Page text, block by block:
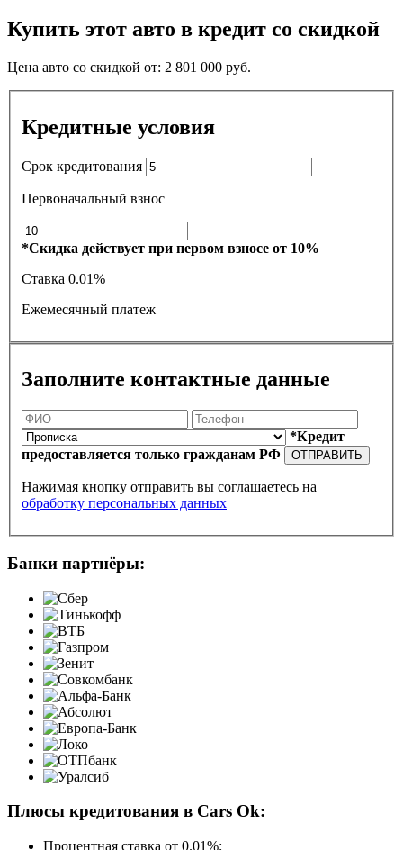
Купить этот авто в кредит со скидкой
Цена авто со скидкой от: 2 801 000 руб.
Кредитные условия
Срок кредитования
Первоначальный взнос
*Скидка действует при первом взносе от 10%
Ставка 0.01%
Ежемесячный платеж
Заполните контактные данные
*Кредит
предоставляется только гражданам РФ
ОТПРАВИТЬ
Нажимая кнопку отправить вы соглашаетесь на
обработку персональных данных
Банки партнёры:
Плюсы кредитования в Cars Ok:
Процентная ставка от 0.01%;